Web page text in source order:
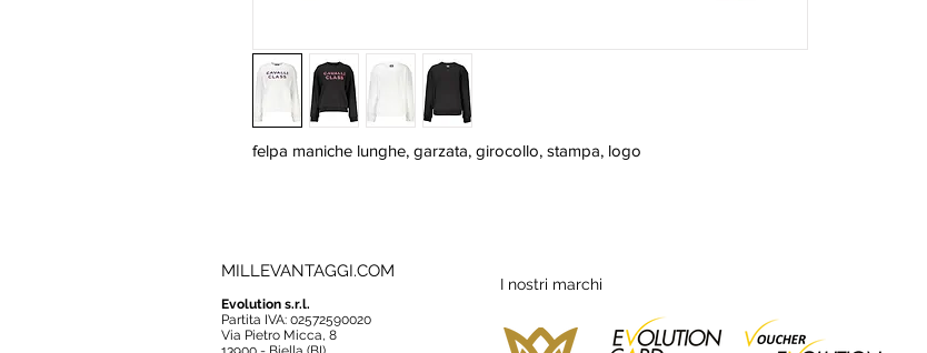
felpa maniche lunghe, garzata, girocollo, stampa, logo
MILLEVANTAGGI.COM
Evolution s.r.l.
Partita IVA: 02572590020
Via Pietro Micca, 8
I nostri marchi